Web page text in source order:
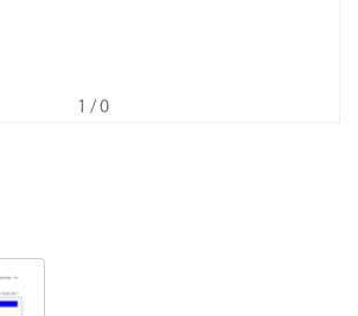
1 / 0